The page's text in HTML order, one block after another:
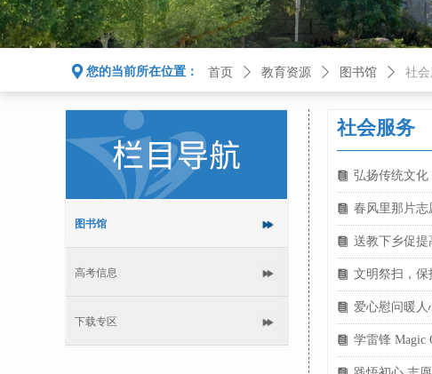
首页 ꄲ 教育资源 ꄲ 图书馆 ꄲ 社
您的当前所在位置：
끇
图书馆
高考信息
下载专区
뀴 弘扬传统文化
뀴 春风里那片志
뀴 送教下乡促提
뀴 文明祭扫，保
뀴 爱心慰问暖
뀴 学雷锋 Magic
社会服务